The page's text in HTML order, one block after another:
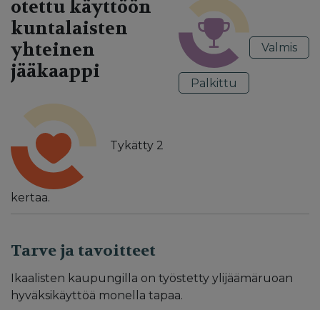
otettu käyttöön
kuntalaisten
yhteinen
jääkaappi
Tykätty 2
kertaa.
Palkittu
Valmis
Tarve ja tavoitteet
Ikaalisten kaupungilla on työstetty ylijäämäruoan
hyväksikäyttöä monella tapaa.